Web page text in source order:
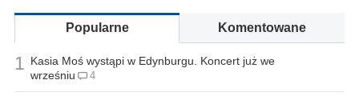
Popularne Komentowane
1 Kasia Moś wystąpi w Edynburgu. Koncert już we
wrześniu
4